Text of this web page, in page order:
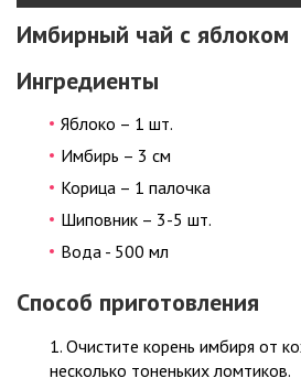
Имбирный чай с яблоком
Ингредиенты
Яблоко – 1 шт.
Имбирь – 3 см
Корица – 1 палочка
Шиповник – 3-5 шт.
Вода - 500 мл
Способ приготовления
Очистите корень имбиря от
несколько тоненьких ломтиков.